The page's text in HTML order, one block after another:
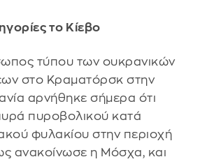
το Κίεβο
τύπου των ουκρανικών
στο Κραματόρσκ στην
αρνήθηκε σήμερα ότι
πυροβολικού κατά
φυλακίου στην περιοχή
ανακοίνωσε η Μόσχα, και